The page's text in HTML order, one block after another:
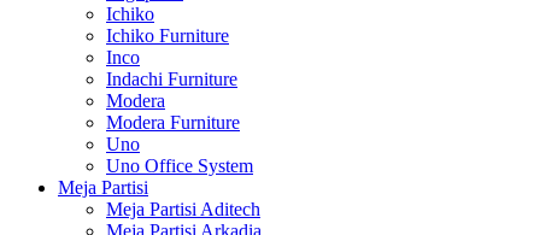
Ichiko
Ichiko Furniture
Inco
Indachi Furniture
Modera
Modera Furniture
Uno
Uno Office System
Meja Partisi
Meja Partisi Aditech
Meja Partisi Arkadia